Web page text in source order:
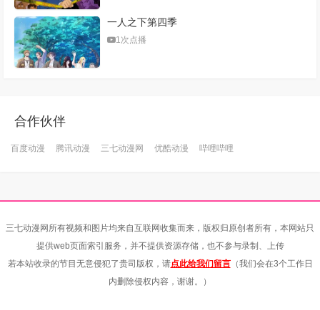
一人之下第四季
1次点播
合作伙伴
百度动漫 腾讯动漫 三七动漫网 优酷动漫 哔哩哔哩
三七动漫网所有视频和图片均来自互联网收集而来，版权归原创者所有，本网站只
提供web页面索引服务，并不提供资源存储，也不参与录制、上传
若本站收录的节目无意侵犯了贵司版权，请点此给我们留言（我们会在3个工作日
内删除侵权内容，谢谢。）